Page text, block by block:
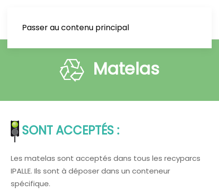
Passer au contenu principal
Matelas
SONT ACCEPTÉS :
Les matelas sont acceptés dans tous les recyparcs
IPALLE. Ils sont à déposer dans un conteneur
spécifique.